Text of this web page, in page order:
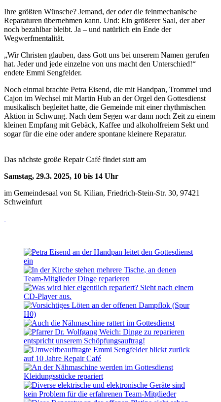
Ihre größten Wünsche? Jemand, der oder die feinmechanische
Reparaturen übernehmen kann. Und: Ein größerer Saal, der aber
noch bezahlbar bleibt. Ja – und natürlich ein Ende der
Wegwerfmentalität.
„Wir Christen glauben, dass Gott uns bei unserem Namen gerufen
hat. Jeder und jede einzelne von uns macht den Unterschied!“
endete Emmi Sengfelder.
Noch einmal brachte Petra Eisend, die mit Handpan, Trommel und
Cajon im Wechsel mit Martin Hub an der Orgel den Gottesdienst
musikalisch begleitet hatte, die Gemeinde mit einer rhythmischen
Aktion in Schwung. Nach dem Segen war dann noch Zeit zu einem
kleinen Empfang mit Gebäck, Kaffee und alkoholfreiem Sekt und
sogar für die eine oder andere spontane kleinere Reparatur.
Das nächste große Repair Café findet statt am
Samstag, 29.3. 2025, 10 bis 14 Uhr
im Gemeindesaal von St. Kilian, Friedrich-Stein-Str. 30, 97421
Schweinfurt